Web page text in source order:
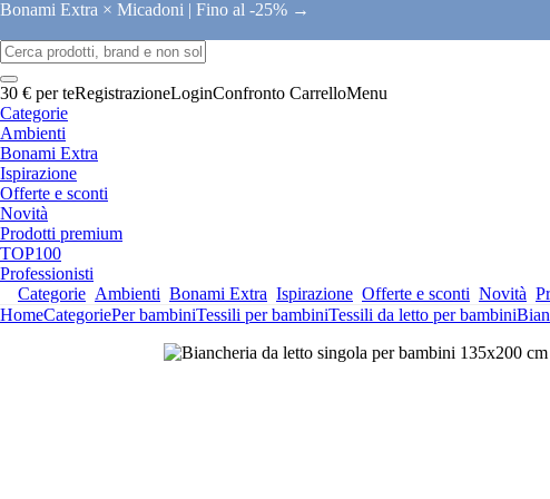
Bonami Extra × Micadoni | Fino al -25% →
30 € per teRegistrazioneLoginConfronto CarrelloMenu
Categorie
Ambienti
Bonami Extra
Ispirazione
Offerte e sconti
Novità
Prodotti premium
TOP100
Professionisti
Categorie Ambienti Bonami Extra Ispirazione Offerte e sconti Novità
HomeCategoriePer bambiniTessili per bambiniTessili da letto per bambini